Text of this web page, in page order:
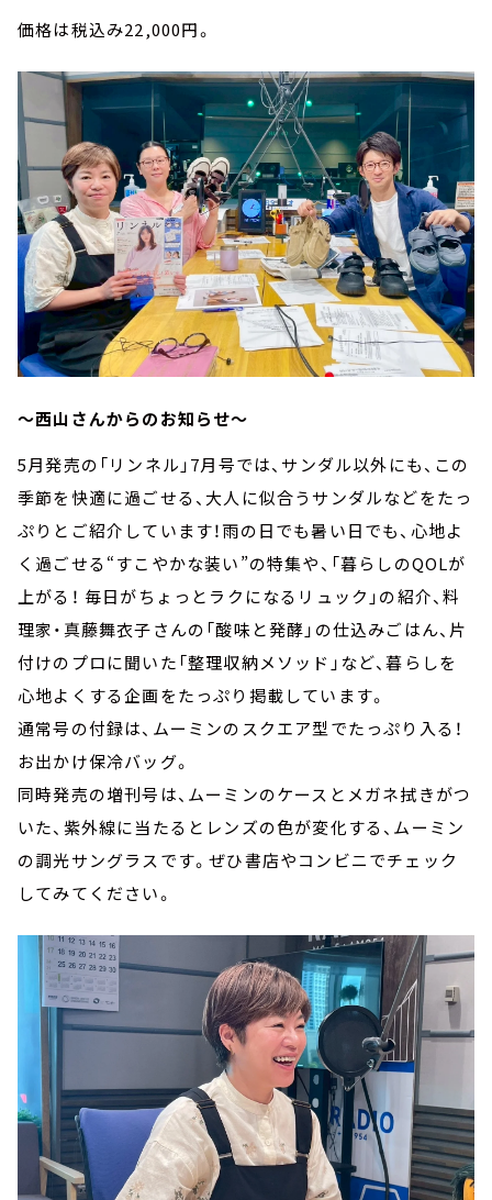
価格は税込み22,000円。
～西山さんからのお知らせ～
5月発売の「リンネル」7月号では、サンダル以外にも、この
季節を快適に過ごせる、大人に似合うサンダルなどをたっ
ぷりとご紹介しています！雨の日でも暑い日でも、心地よ
く過ごせる“すこやかな装い”の特集や、「暮らしのQOLが
上がる！ 毎日がちょっとラクになるリュック」の紹介、料
理家・真藤舞衣子さんの「酸味と発酵」の仕込みごはん、片
付けのプロに聞いた「整理収納メソッド」など、暮らしを
心地よくする企画をたっぷり掲載しています。
通常号の付録は、ムーミンのスクエア型でたっぷり入る！
お出かけ保冷バッグ。
同時発売の増刊号は、ムーミンのケースとメガネ拭きがつ
いた、紫外線に当たるとレンズの色が変化する、ムーミン
の調光サングラスです。ぜひ書店やコンビニでチェック
してみてください。